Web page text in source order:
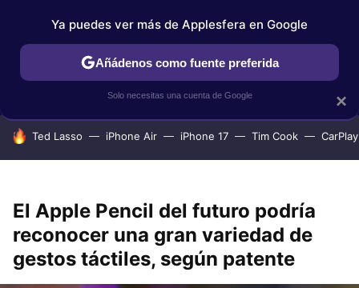
IPHONE TUTORIALES APPLESFERA SELECCIÓN
HOY SE HABLA DE
Ted Lasso iPhone Air iPhone 17 Tim Cook CarPlay
El Apple Pencil del futuro podría
reconocer una gran variedad de
gestos táctiles, según patente
×
Ya puedes ver más de Applesfera en Google
Añádenos como fuente preferida
Solo necesitas una cuenta de Google